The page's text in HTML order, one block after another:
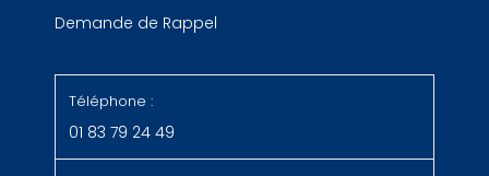
Demande de Rappel
Téléphone :
01 83 79 24 49